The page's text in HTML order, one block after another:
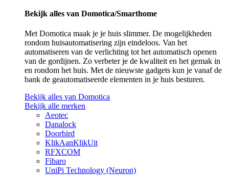
Bekijk alles van Domotica/Smarthome
Met Domotica maak je je huis slimmer. De mogelijkheden
rondom huisautomatisering zijn eindeloos. Van het
automatiseren van de verlichting tot het automatisch openen
van de gordijnen. Zo verbeter je de kwaliteit en het gemak in
en rondom het huis. Met de nieuwste gadgets kun je vanaf de
bank de geautomatiseerde elementen in je huis besturen.
Bekijk alles van Domotica
Bekijk alle merken
Aeotec
Danalock
Doorbird
KlikAanKlikUit
RFXCOM
Fibaro
UniPi Technology (Neuron)